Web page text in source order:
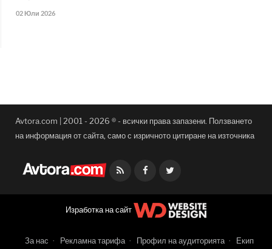
02 Юли 2026
Avtora.com | 2001 - 2026 ® - всички права запазени. Ползването
на информация от сайта, само с изричното цитиране на източника
Facebook
Изработка на сайт
За нас Рекламна тарифа Профил на аудиторията
Екип